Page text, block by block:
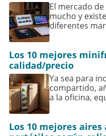
El mercado
mucho y
diferentes
Los 10 mejores
calidad/precio
Ya sea para
compartido,
a la oficina,
Los 10 mejores